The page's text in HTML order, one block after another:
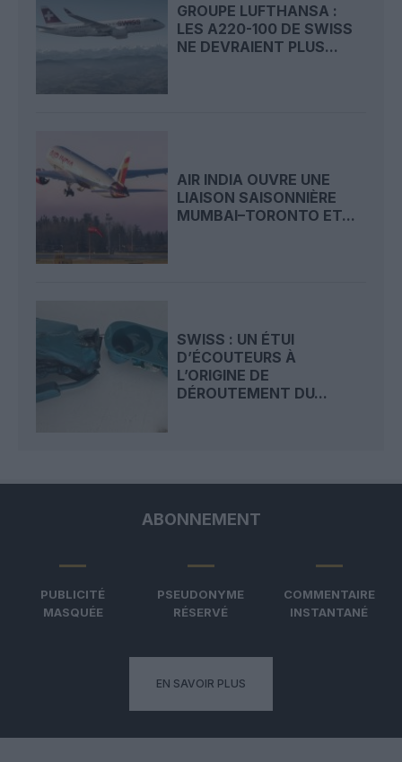
GROUPE LUFTHANSA :
LES A220-100 DE SWISS
NE DEVRAIENT PLUS...
AIR INDIA OUVRE UNE
LIAISON SAISONNIÈRE
MUMBAI–TORONTO ET...
SWISS : UN ÉTUI
D’ÉCOUTEURS À
L’ORIGINE DE
DÉROUTEMENT DU...
ABONNEMENT
PUBLICITÉ
MASQUÉE
PSEUDONYME
RÉSERVÉ
COMMENTAIRE
INSTANTANÉ
EN SAVOIR PLUS